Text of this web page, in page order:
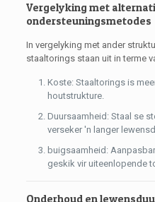
Vergelyking met
ondersteuningsmetodes
In vergelyking met ander
staaltorings staan ​​uit in terme
Koste: Staaltorings is
houtstrukture.
Duursaamheid: Staal se
verseker 'n langer
buigsaamheid:
geskik vir uiteenlopende
Onderhoud en